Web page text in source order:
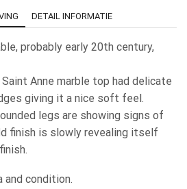
DETAIL INFORMATIE
probably early 20th century,
Anne marble top had delicate
giving it a nice soft feel.
legs are showing signs of
finish is slowly revealing itself
and condition.